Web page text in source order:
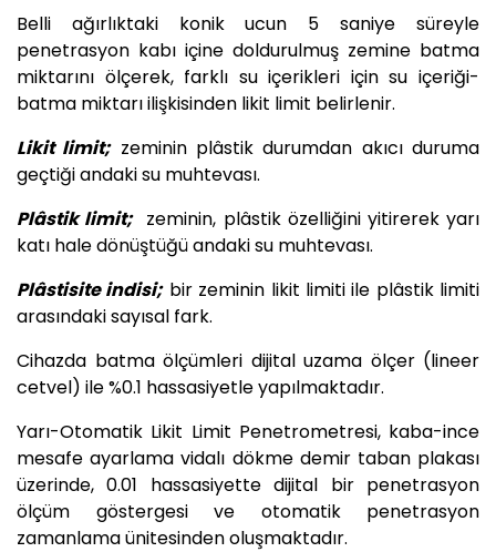
Belli ağırlıktaki konik ucun 5 saniye süreyle
penetrasyon kabı içine doldurulmuş zemine batma
miktarını ölçerek, farklı su içerikleri için su içeriği-
batma miktarı ilişkisinden likit limit belirlenir.
Likit limit;zeminin plâstik durumdan akıcı duruma
geçtiği andaki su muhtevası.
Plâstik limit;zeminin, plâstik özelliğini yitirerek yarı
katı hale dönüştüğü andaki su muhtevası.
Plâstisite indisi;bir zeminin likit limiti ile plâstik limiti
arasındaki sayısal fark.
Cihazda batma ölçümleri dijital uzama ölçer (lineer
cetvel) ile %0.1 hassasiyetle yapılmaktadır.
Yarı-Otomatik Likit Limit Penetrometresi, kaba-ince
mesafe ayarlama vidalı dökme demir taban plakası
üzerinde, 0.01 hassasiyette dijital bir penetrasyon
ölçüm göstergesi ve otomatik penetrasyon
zamanlama ünitesinden oluşmaktadır.